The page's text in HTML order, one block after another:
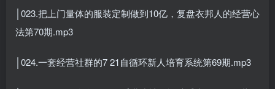
│023.把上门量体的服装定制做到10亿，复盘衣邦人的经营心
法第70期.mp3
│024.一套经营社群的7 21自循环新人培育系统第69期.mp3